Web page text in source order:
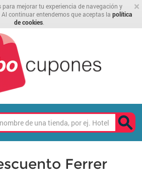
×
mejorar tu experiencia de navegación y
continuar entendemos que aceptas la política
de cookies
Ferrer